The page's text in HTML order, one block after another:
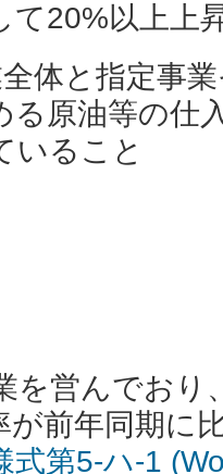
て20%以上上
指定事業そ
る原油等の仕
いること
を営んでおり
が前年同期に
式第5‐ハ-1